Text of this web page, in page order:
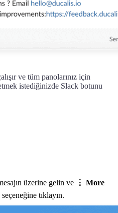
ve tüm panolarınız için
istediğinizde Slack botunu
üzerine gelin ve
⋮ More
seçeneğine tıklayın.